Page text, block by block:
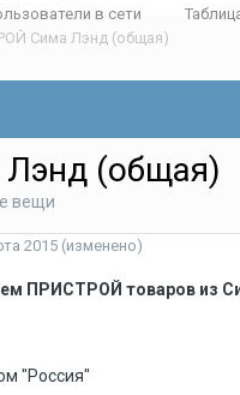
в сети
Сима Лэнд (общая)
(общая)
вещи
2015 (изменено)
ПРИСТРОЙ товаров из
"Россия"